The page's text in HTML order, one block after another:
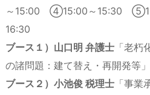
～15:00 ④15:00～15:30
16:30
ブース１）山口明 弁護士 「老
の諸問題：建て替え・再開発等」
ブース２）小池俊 税理士 「事